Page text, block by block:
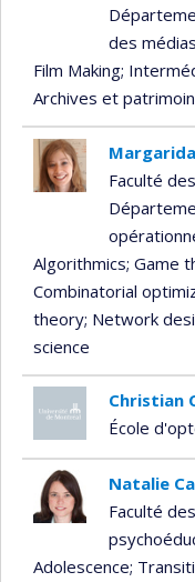
des
Film Making;
Archives et
Faculté
Algorithmics; Game
Combinatorial
theory; Network
science
Christian
École
Natalie
Faculté
Adolescence;